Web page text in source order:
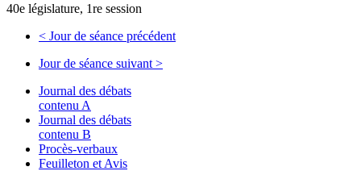
40e législature, 1re session
< Jour de séance précédent
Jour de séance suivant >
Journal des débats
contenu A
Journal des débats
contenu B
Procès-verbaux
Feuilleton et Avis